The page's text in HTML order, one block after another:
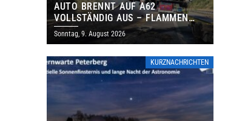
AUTO BRENNT AUF A62
VOLLSTÄNDIG AUS – FLAMMEN
GREIFEN AUF BÖSCHUNG ÜBER
Sonntag, 9. August 2026
KURZNACHRICHTEN